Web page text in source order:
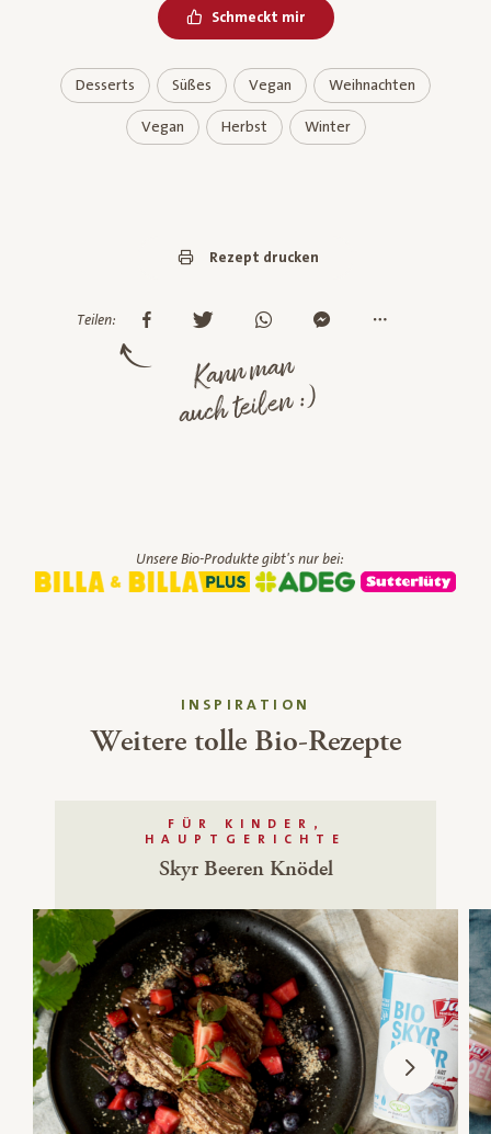
Schmeckt mir
Desserts Süßes Vegan Weihnachten
Vegan Herbst Winter
Rezept drucken
Teilen:
Kann man
auch teilen :)
Unsere Bio-Produkte gibt's nur bei:
INSPIRATION
Weitere tolle Bio-Rezepte
FÜR KINDER,
HAUPTGERICHTE
Skyr Beeren Knödel